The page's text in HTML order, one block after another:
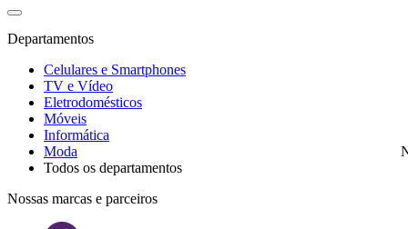
Departamentos
Celulares e Smartphones
TV e Vídeo
Eletrodomésticos
Móveis
Informática
Moda
Todos os departamentos
Nossas marcas e parceiros